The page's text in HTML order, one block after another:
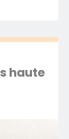
haute